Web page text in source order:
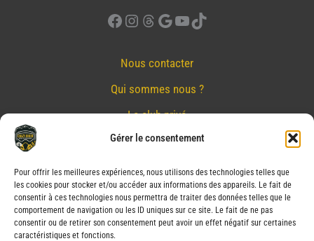
Gérer le consentement
Pour offrir les meilleures expériences, nous utilisons des technologies telles que
les cookies pour stocker et/ou accéder aux informations des appareils. Le fait de
consentir à ces technologies nous permettra de traiter des données telles que le
comportement de navigation ou les ID uniques sur ce site. Le fait de ne pas
consentir ou de retirer son consentement peut avoir un effet négatif sur certaines
caractéristiques et fonctions.
Facebook
Instagram
Threads
Google
YouTube
TikTok
Nous contacter
Qui sommes nous ?
Le club privé
Réserver
Nos partenaires
Mentions Légales
Conditions générales de vente